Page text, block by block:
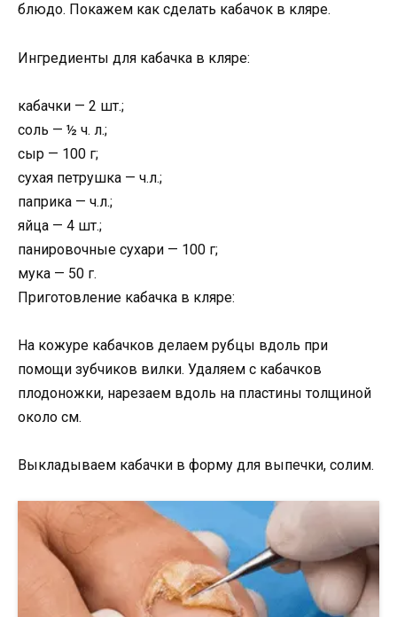
блюдо. Покажем как сделать кабачок в кляре.
Ингредиенты для кабачка в кляре:
кабачки — 2 шт.;
соль — ½ ч. л.;
сыр — 100 г;
сухая петрушка — ч.л.;
паприка — ч.л.;
яйца — 4 шт.;
панировочные сухари — 100 г;
мука — 50 г.
Приготовление кабачка в кляре:
На кожуре кабачков делаем рубцы вдоль при
помощи зубчиков вилки. Удаляем с кабачков
плодоножки, нарезаем вдоль на пластины толщиной
около см.
Выкладываем кабачки в форму для выпечки, солим.